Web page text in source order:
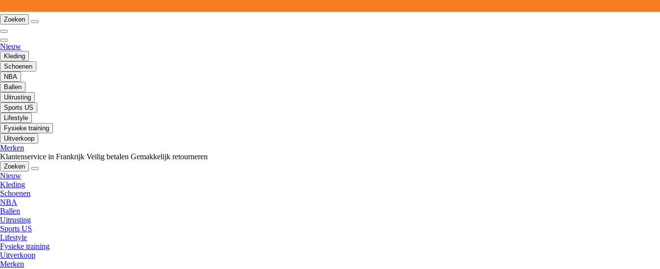
Zoeken
Nieuw
Kleding
Schoenen
NBA
Ballen
Uitrusting
Sports US
Lifestyle
Fysieke training
Uitverkoop
Merken
Klantenservice in Frankrijk Veilig betalen Gemakkelijk retourneren
Zoeken
Nieuw
Kleding
Schoenen
NBA
Ballen
Uitrusting
Sports US
Lifestyle
Fysieke training
Uitverkoop
Merken